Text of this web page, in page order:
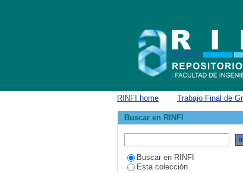
RINFI home Trabajo Final de
Buscar en RINFI
Buscar en RINFI
Esta colección